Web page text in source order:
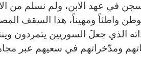
في عهد الابن، ولم نسلم من
واطئاً ومهيناً، هذا السقف
ومدّخراتهم في سعيهم عبر